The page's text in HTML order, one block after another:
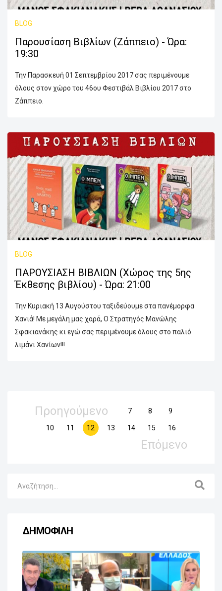
BLOG
Παρουσίαση Βιβλίων (Ζάππειο) - Ώρα:
19:30
Την Παρασκευή 01 Σεπτεμβρίου 2017 σας περιμένουμε
όλους στον χώρο του 46ου Φεστιβάλ Βιβλίου 2017 στο
Ζάππειο.
BLOG
ΠΑΡΟΥΣΙΑΣΗ ΒΙΒΛΙΩΝ (Χώρος της 5ης
Έκθεσης βιβλίου) - Ώρα: 21:00
Την Κυριακή 13 Αυγούστου ταξιδεύουμε στα πανέμορφα
Χανιά! Με μεγάλη μας χαρά, Ο Στρατηγός Μανώλης
Σφακιανάκης κι εγώ σας περιμένουμε όλους στο παλιό
λιμάνι Χανίων!!!
Προηγούμενο 7 8 9
10 11 12 13 14 15 16
Επόμενο
ΔΗΜΟΦΙΛΗ